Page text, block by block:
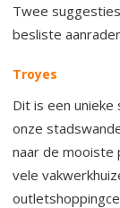
Twee
besliste
Troyes
Dit is een unieke
onze
naar de mooiste
vele